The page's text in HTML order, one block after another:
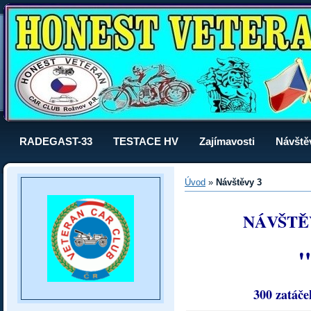
RADEGAST-33 TESTACE HV Zajímavosti
Úvod » Návštěvy 3
300